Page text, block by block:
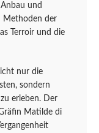
und
Methoden der
Terroir und die
nur die
sondern
erleben. Der
Matilde di